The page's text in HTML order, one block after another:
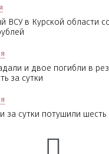
ВСУ в Курской области
и двое погибли в
за сутки
за сутки потушили